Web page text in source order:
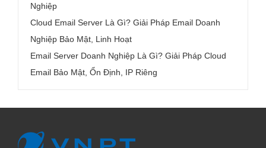
Nghiệp
Cloud Email Server Là Gì? Giải Pháp Email Doanh
Nghiệp Bảo Mật, Linh Hoạt
Email Server Doanh Nghiệp Là Gì? Giải Pháp Cloud
Email Bảo Mật, Ổn Định, IP Riêng